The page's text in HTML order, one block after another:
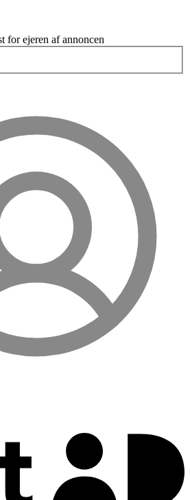
for ejeren af annoncen